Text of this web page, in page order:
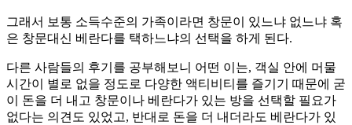
그래서 보통 소득수준의 가족이라면 창문이 있느냐 없느냐 혹
은 창문대신 베란다를 택하느냐의 선택을 하게 된다.
다른 사람들의 후기를 공부해보니 어떤 이는, 객실 안에 머물
시간이 별로 없을 정도로 다양한 액티비티를 즐기기 때문에 굳
이 돈을 더 내고 창문이나 베란다가 있는 방을 선택할 필요가
없다는 의견도 있었고, 반대로 돈을 더 내더라도 베란다가 있